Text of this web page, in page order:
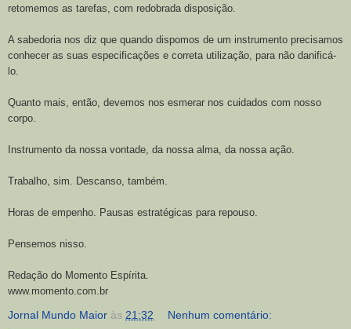
retomemos as tarefas, com redobrada disposição.
A sabedoria nos diz que quando dispomos de um instrumento precisamos
conhecer as suas especificações e correta utilização, para não danificá-
lo.
Quanto mais, então, devemos nos esmerar nos cuidados com nosso
corpo.
Instrumento da nossa vontade, da nossa alma, da nossa ação.
Trabalho, sim. Descanso, também.
Horas de empenho. Pausas estratégicas para repouso.
Pensemos nisso.
Redação do Momento Espírita.
www.momento.com.br
Jornal Mundo Maior às 21:32 Nenhum comentário: